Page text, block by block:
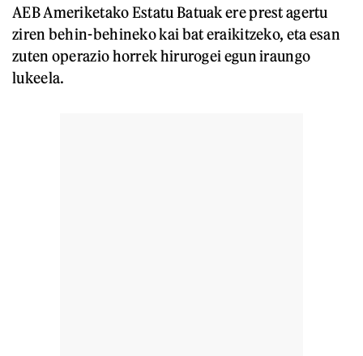
AEB Ameriketako Estatu Batuak ere prest agertu
ziren behin-behineko kai bat eraikitzeko, eta esan
zuten operazio horrek hirurogei egun iraungo
lukeela.